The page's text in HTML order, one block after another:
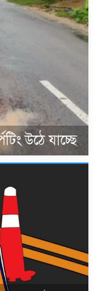
উঠে যাচ্ছে